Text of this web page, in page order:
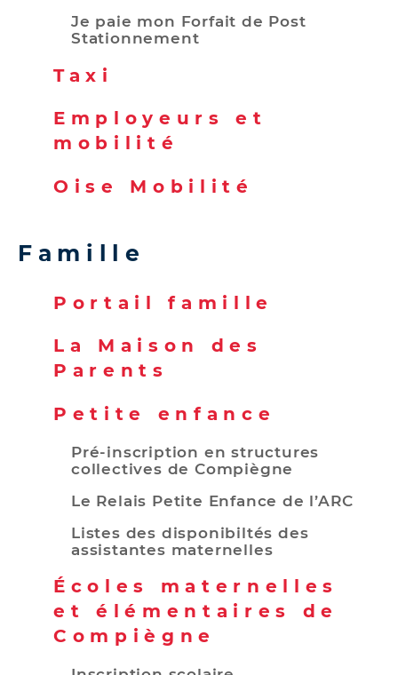
Je paie mon Forfait de Post
Stationnement
Taxi
Employeurs et
mobilité
Oise Mobilité
Famille
Portail famille
La Maison des
Parents
Petite enfance
Pré-inscription en structures
collectives de Compiègne
Le Relais Petite Enfance de l’ARC
Listes des disponibiltés des
assistantes maternelles
Écoles maternelles
et élémentaires de
Compiègne